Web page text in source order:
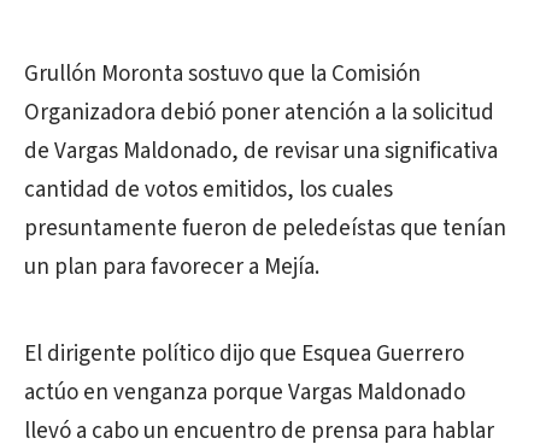
Grullón Moronta sostuvo que la Comisión
Organizadora debió poner atención a la solicitud
de Vargas Maldonado, de revisar una significativa
cantidad de votos emitidos, los cuales
presuntamente fueron de peledeístas que tenían
un plan para favorecer a Mejía.
El dirigente político dijo que Esquea Guerrero
actúo en venganza porque Vargas Maldonado
llevó a cabo un encuentro de prensa para hablar